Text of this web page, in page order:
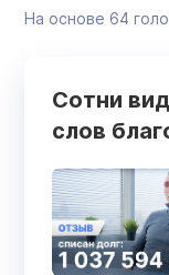
На основе 64
Сотни
слов